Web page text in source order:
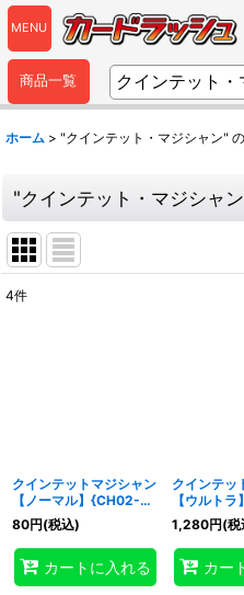
MENU
商品一覧
ホーム > "クインテット・マジシャン" の
"クインテット・マジシャ
カテゴリ:
特集:
4件
クインテットマジシャン
【ノーマル】{CH02-
JP046}《融合》
80円(税込)
カートに入れる
クインテッ
【ウルト
JP001}《融
1,280円(税
カー